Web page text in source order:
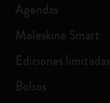
Agendas
Moleskine Smart
Ediciones limitadas
Bolsos